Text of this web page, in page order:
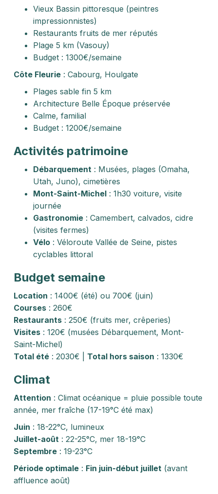
Vieux Bassin pittoresque (peintres
impressionnistes)
Restaurants fruits de mer réputés
Plage 5 km (Vasouy)
Budget : 1300€/semaine
Côte Fleurie : Cabourg, Houlgate
Plages sable fin 5 km
Architecture Belle Époque préservée
Calme, familial
Budget : 1200€/semaine
Activités patrimoine
Débarquement : Musées, plages (Omaha,
Utah, Juno), cimetières
Mont-Saint-Michel : 1h30 voiture, visite
journée
Gastronomie : Camembert, calvados, cidre
(visites fermes)
Vélo : Véloroute Vallée de Seine, pistes
cyclables littoral
Budget semaine
Location : 1400€ (été) ou 700€ (juin)
Courses : 260€
Restaurants : 250€ (fruits mer, crêperies)
Visites : 120€ (musées Débarquement, Mont-
Saint-Michel)
Total été : 2030€ | Total hors saison : 1330€
Climat
Attention : Climat océanique = pluie possible toute
année, mer fraîche (17-19°C été max)
Juin : 18-22°C, lumineux
Juillet-août : 22-25°C, mer 18-19°C
Septembre : 19-23°C
Période optimale : Fin juin-début juillet (avant
affluence août)